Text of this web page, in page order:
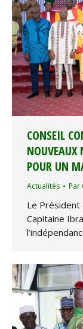
CONSEIL
NOUVEAUX
POUR UN
Actualités Par
Le Président
Capitaine